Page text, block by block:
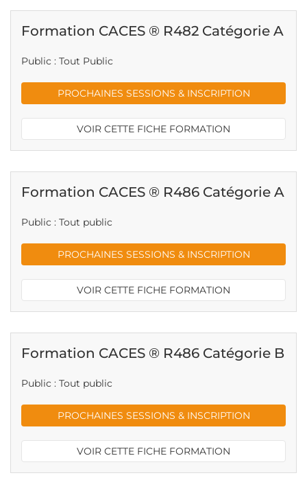
Formation CACES ® R482 Catégorie A
Public : Tout Public
PROCHAINES SESSIONS & INSCRIPTION
VOIR CETTE FICHE FORMATION
Formation CACES ® R486 Catégorie A
Public : Tout public
PROCHAINES SESSIONS & INSCRIPTION
VOIR CETTE FICHE FORMATION
Formation CACES ® R486 Catégorie B
Public : Tout public
PROCHAINES SESSIONS & INSCRIPTION
VOIR CETTE FICHE FORMATION